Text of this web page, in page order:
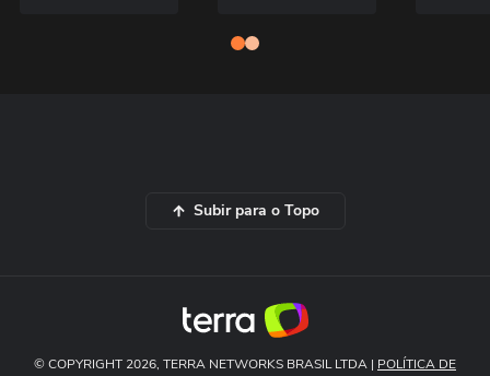
Subir para o Topo
© COPYRIGHT 2026, TERRA NETWORKS BRASIL LTDA | POLÍTICA DE